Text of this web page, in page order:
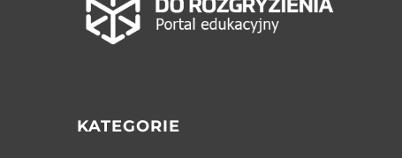
KATEGORIE